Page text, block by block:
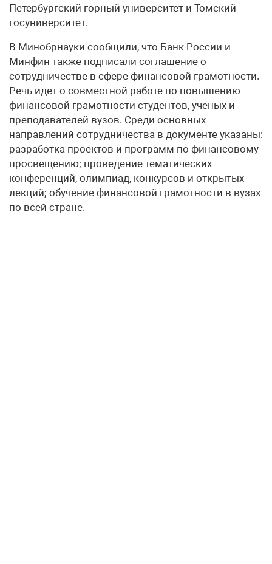
Петербургский горный университет и Томский
госуниверситет.
В Минобрнауки сообщили, что Банк России и
Минфин также подписали соглашение о
сотрудничестве в сфере финансовой грамотности.
Речь идет о совместной работе по повышению
финансовой грамотности студентов, ученых и
преподавателей вузов. Среди основных
направлений сотрудничества в документе указаны:
разработка проектов и программ по финансовому
просвещению; проведение тематических
конференций, олимпиад, конкурсов и открытых
лекций; обучение финансовой грамотности в вузах
по всей стране.